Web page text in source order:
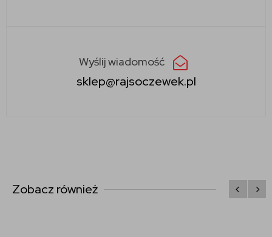
Wyślij wiadomość
sklep@rajsoczewek.pl
Zobacz również